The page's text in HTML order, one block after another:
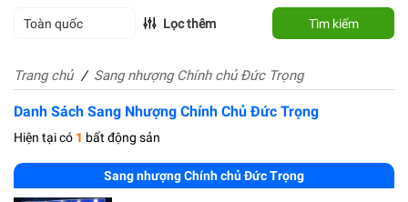
Toàn quốc Lọc thêm Tìm kiếm
Trang chủ Sang nhượng Chính chủ Đức Trọng
Danh Sách Sang Nhượng Chính Chủ Đức Trọng
Hiện tại có 1 bất động sản
Sang nhượng Chính chủ Đức Trọng